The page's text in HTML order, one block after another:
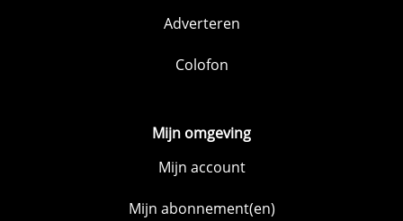
Adverteren
Colofon
Mijn omgeving
Mijn account
Mijn abonnement(en)